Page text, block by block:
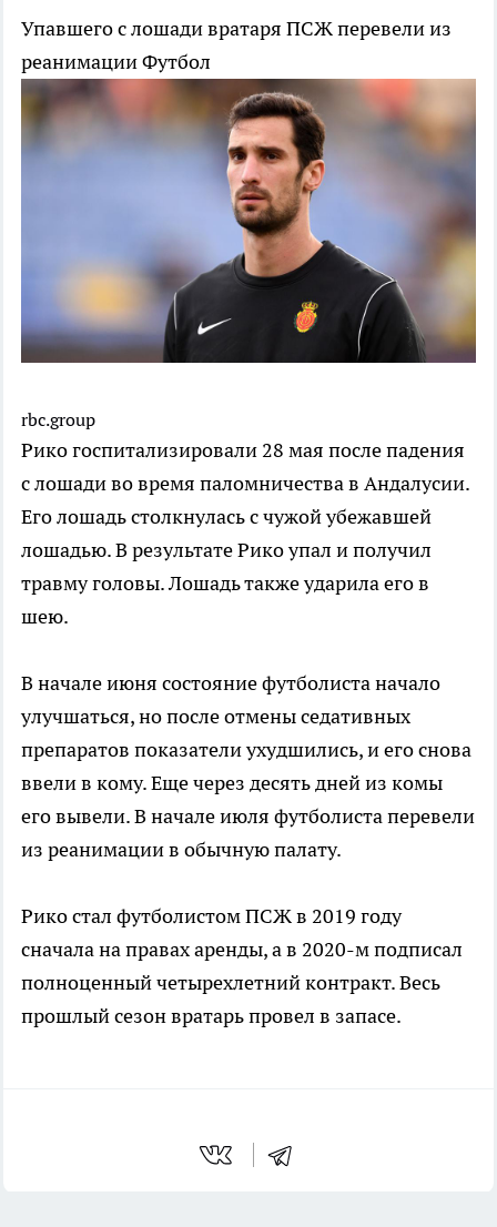
Упавшего с лошади вратаря ПСЖ перевели из
реанимацииФутбол
rbc.group
Рико госпитализировали 28 мая после падения
с лошади во время паломничества в Андалусии.
Его лошадь столкнулась с чужой убежавшей
лошадью. В результате Рико упал и получил
травму головы. Лошадь также ударила его в
шею.
В начале июня состояние футболиста начало
улучшаться, но после отмены седативных
препаратов показатели ухудшились, и его снова
ввели в кому. Еще через десять дней из комы
его вывели. В начале июля футболиста перевели
из реанимации в обычную палату.
Рико стал футболистом ПСЖ в 2019 году
сначала на правах аренды, а в 2020-м подписал
полноценный четырехлетний контракт. Весь
прошлый сезон вратарь провел в запасе.